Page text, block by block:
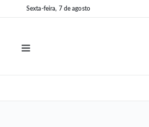
para
para
Sexta-feira, 7 de agosto